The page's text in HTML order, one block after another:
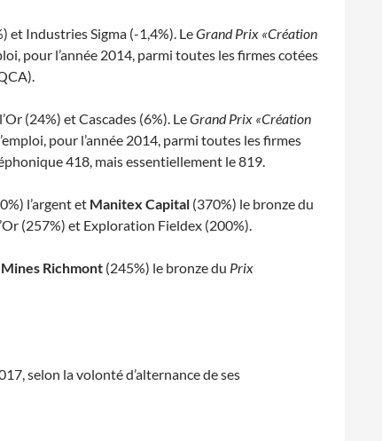
et Industries Sigma (-1,4%). LeGrand Prix «Création
pour l’année 2014, parmi toutes les firmes cotées
(24%) et Cascades (6%). LeGrand Prix «Création
pour l’année 2014, parmi toutes les firmes
418, mais essentiellement le 819.
l’argent et Manitex Capital (370%) le bronze du
(257%) et Exploration Fieldex (200%).
Mines Richmont (245%) le bronze du Prix
selon la volonté d’alternance de ses